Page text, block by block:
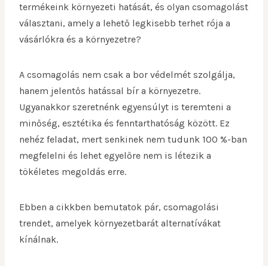
termékeink környezeti hatását, és olyan csomagolást
választani, amely a lehető legkisebb terhet rója a
vásárlókra és a környezetre?
A csomagolás nem csak a bor védelmét szolgálja,
hanem jelentős hatással bír a környezetre.
Ugyanakkor szeretnénk egyensúlyt is teremteni a
minőség, esztétika és fenntarthatóság között. Ez
nehéz feladat, mert senkinek nem tudunk 100 %-ban
megfelelni és lehet egyelőre nem is létezik a
tökéletes megoldás erre.
Ebben a cikkben bemutatok pár, csomagolási
trendet, amelyek környezetbarát alternatívákat
kínálnak.